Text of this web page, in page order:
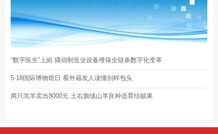
“数字医生”上岗 撬动制造业设备维保全链条数字化变革
5·18国际博物馆日 看外籍友人读懂别样包头
两只羔羊卖出8000元 土右旗绒山羊良种选育结硕果